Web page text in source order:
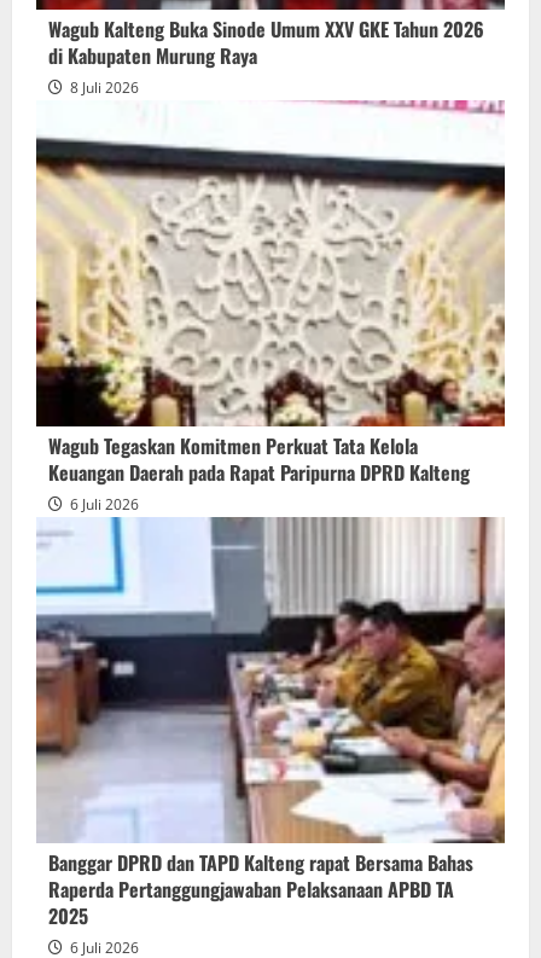
Wagub Kalteng Buka Sinode Umum XXV GKE Tahun 2026
di Kabupaten Murung Raya
8 Juli 2026
Wagub Tegaskan Komitmen Perkuat Tata Kelola
Keuangan Daerah pada Rapat Paripurna DPRD Kalteng
6 Juli 2026
Banggar DPRD dan TAPD Kalteng rapat Bersama Bahas
Raperda Pertanggungjawaban Pelaksanaan APBD TA
2025
6 Juli 2026